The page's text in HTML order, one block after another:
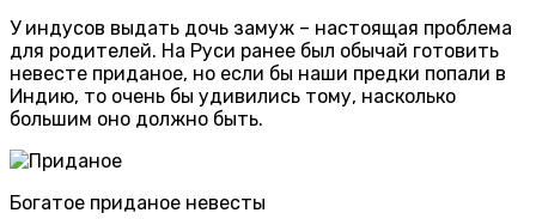
У индусов выдать дочь замуж – настоящая проблема
для родителей. На Руси ранее был обычай готовить
невесте приданое, но если бы наши предки попали в
Индию, то очень бы удивились тому, насколько
большим оно должно быть.
Богатое приданое невесты